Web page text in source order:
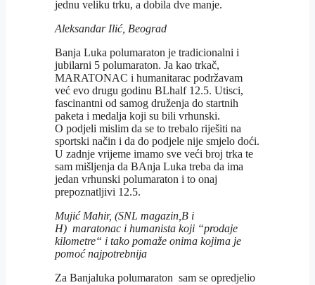
jednu veliku trku, a dobila dve manje.
Aleksandar Ilić, Beograd
Banja Luka polumaraton je tradicionalni i
jubilarni 5 polumaraton. Ja kao trkač,
MARATONAC i humanitarac podržavam
već evo drugu godinu BLhalf 12.5. Utisci,
fascinantni od samog druženja do startnih
paketa i medalja koji su bili vrhunski.
O podjeli mislim da se to trebalo riješiti na
sportski način i da do podjele nije smjelo doći.
U zadnje vrijeme imamo sve veći broj trka te
sam mišljenja da BAnja Luka treba da ima
jedan vrhunski polumaraton i to onaj
prepoznatljivi 12.5.
Mujić Mahir, (SNL magazin,B i
H) maratonac i humanista koji “prodaje
kilometre“ i tako pomaže onima kojima je
pomoć najpotrebnija
Za Banjaluka polumaraton sam se opredjelio